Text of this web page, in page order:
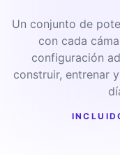
Un conjunto de
con cada
configuración
construir, entrenar